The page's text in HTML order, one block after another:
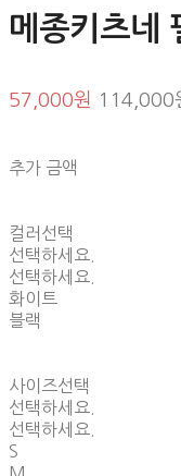
메종키츠네
57,000원 114,000
추가 금액
컬러선택
선택하세요.
선택하세요.
화이트
블랙
사이즈선택
선택하세요.
선택하세요.
S